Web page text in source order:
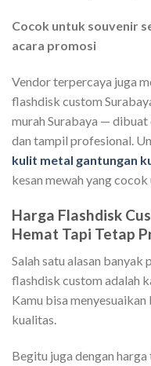
Cocok untuk souvenir
acara promosi
Vendor terpercaya juga
flashdisk custom
murah Surabaya —
dan tampil profesional.
kulit metal gantungan
kesan mewah yang
Harga Flashdisk
Hemat Tapi Tetap
Salah satu alasan banyak
flashdisk custom adalah
Kamu bisa
kualitas.
Begitu juga dengan